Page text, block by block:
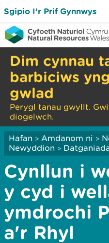
Sgipio I’r Prif Gynnwys
Dim cynnau
barbiciws
gwlad
Perygl tanau gwyllt.
diogelwch.
Hafan > Amdanom ni >
Newyddion >
Cynllun i
y cyd i
ymdrochi
a'r Rhyl